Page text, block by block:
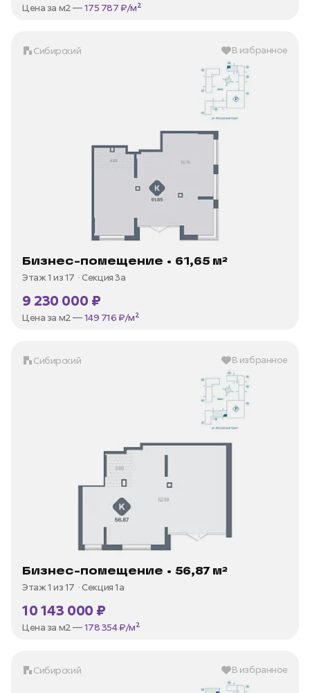
Цена за м2 —175 787 ₽/м²
Сибирский В избранное
Бизнес-помещение • 61,65 м²
Этаж 1 из 17 Секция 3а
9 230 000 ₽
Цена за м2 —149 716 ₽/м²
Сибирский В избранное
Бизнес-помещение • 56,87 м²
Этаж 1 из 17 Секция 1а
10 143 000 ₽
Цена за м2 —178 354 ₽/м²
Сибирский В избранное